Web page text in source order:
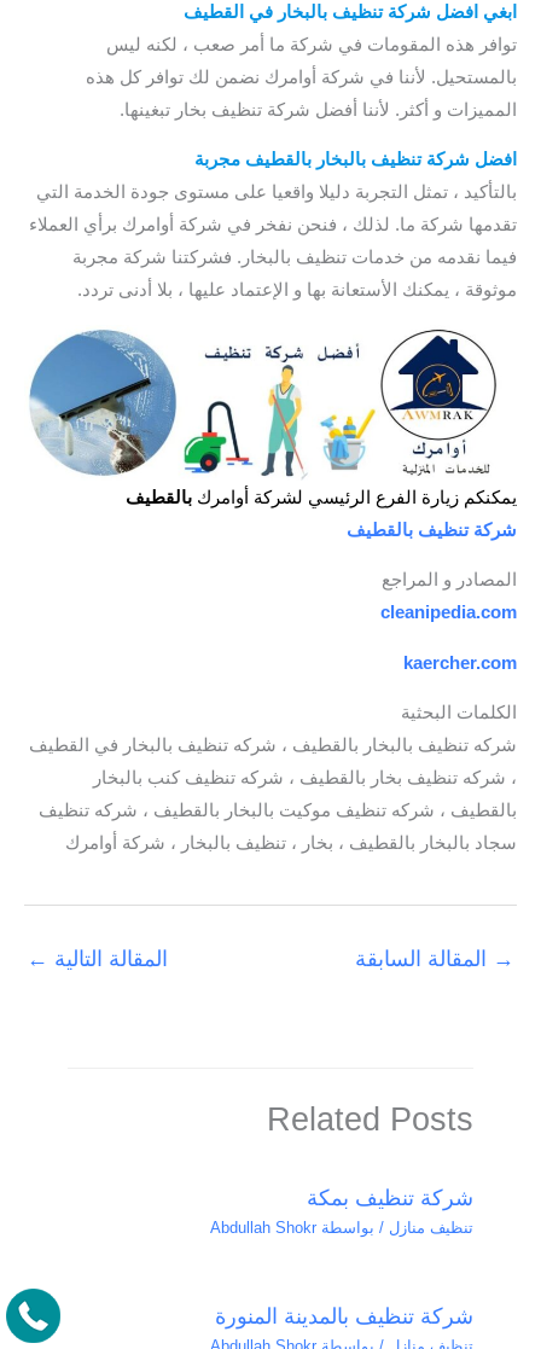
ابغي افضل شركة تنظيف بالبخار في القطيف
توافر هذه المقومات في شركة ما أمر صعب ، لكنه ليس
بالمستحيل. لأننا في شركة أوامرك نضمن لك توافر كل هذه
المميزات و أكثر. لأننا أفضل شركة تنظيف بخار تبغينها.
افضل شركة تنظيف بالبخار بالقطيف مجربة
بالتأكيد ، تمثل التجربة دليلا واقعيا على مستوى جودة الخدمة التي
تقدمها شركة ما. لذلك ، فنحن نفخر في شركة أوامرك برأي العملاء
فيما نقدمه من خدمات تنظيف بالبخار. فشركتنا شركة مجربة
موثوقة ، يمكنك الأستعانة بها و الإعتماد عليها ، بلا أدنى تردد.
يمكنكم زيارة الفرع الرئيسي لشركة أوامرك بالقطيف
شركة تنظيف بالقطيف
المصادر و المراجع
cleanipedia.com
kaercher.com
الكلمات البحثية
شركه تنظيف بالبخار بالقطيف ، شركه تنظيف بالبخار في القطيف
، شركه تنظيف بخار بالقطيف ، شركه تنظيف كنب بالبخار
بالقطيف ، شركه تنظيف موكيت بالبخار بالقطيف ، شركه تنظيف
سجاد بالبخار بالقطيف ، بخار ، تنظيف بالبخار ، شركة أوامرك
→ المقالة السابقة المقالة التالية ←
Related Posts
شركة تنظيف بمكة
تنظيف منازل / بواسطة Abdullah Shokr
شركة تنظيف بالمدينة المنورة